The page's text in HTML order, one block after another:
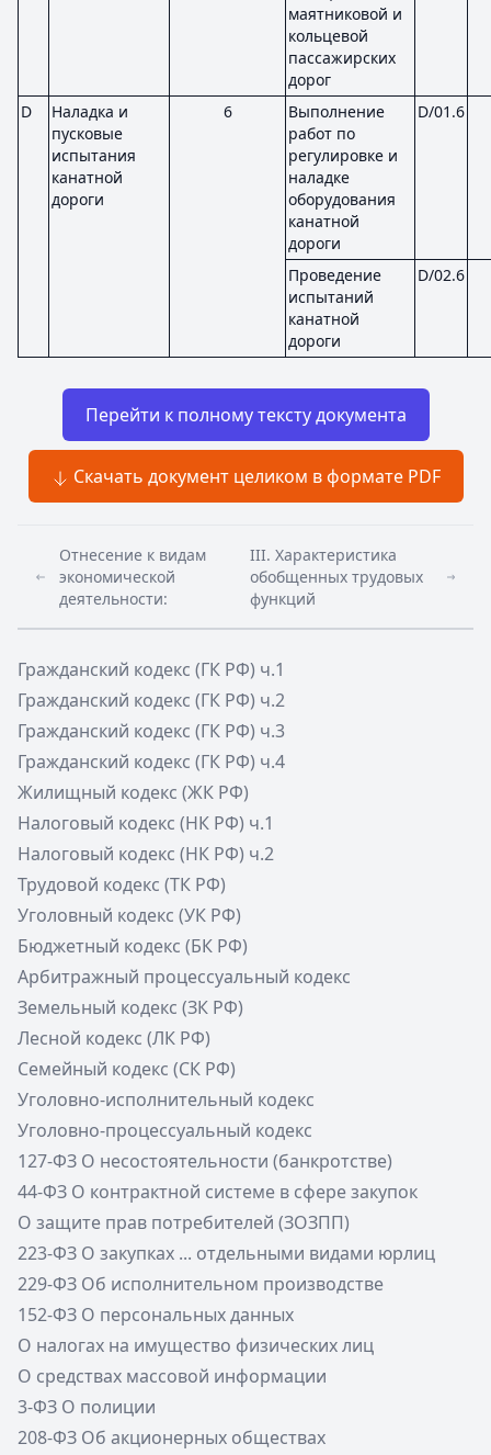
маятниковой и
кольцевой
пассажирских
дорог
D
Наладка и
пусковые
испытания
канатной
дороги
6
Выполнение
работ по
регулировке и
наладке
оборудования
канатной
дороги
D/01.6
Проведение
испытаний
канатной
дороги
D/02.6
Перейти к полному тексту документа
Скачать документ целиком в формате PDF
Отнесение к видам
экономической
деятельности:
III. Характеристика
обобщенных трудовых
функций
Гражданский кодекс (ГК РФ) ч.1
Гражданский кодекс (ГК РФ) ч.2
Гражданский кодекс (ГК РФ) ч.3
Гражданский кодекс (ГК РФ) ч.4
Жилищный кодекс (ЖК РФ)
Налоговый кодекс (НК РФ) ч.1
Налоговый кодекс (НК РФ) ч.2
Трудовой кодекс (ТК РФ)
Уголовный кодекс (УК РФ)
Бюджетный кодекс (БК РФ)
Арбитражный процессуальный кодекс
Земельный кодекс (ЗК РФ)
Лесной кодекс (ЛК РФ)
Семейный кодекс (СК РФ)
Уголовно-исполнительный кодекс
Уголовно-процессуальный кодекс
127-ФЗ О несостоятельности (банкротстве)
44-ФЗ О контрактной системе в сфере закупок
О защите прав потребителей (ЗОЗПП)
223-ФЗ О закупках ... отдельными видами юрлиц
229-ФЗ Об исполнительном производстве
152-ФЗ О персональных данных
О налогах на имущество физических лиц
О средствах массовой информации
3-ФЗ О полиции
208-ФЗ Об акционерных обществах